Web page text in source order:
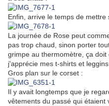
Enfin, arrive le temps de mettre
La journée de Rose peut
pas trop chaud, sinon porter
grimpe au thermomètre, ça
j'apprécie mes t-shirts et
Gros plan sur le corset :
Il y avait longtemps que je
vêtements du passé qui étaient